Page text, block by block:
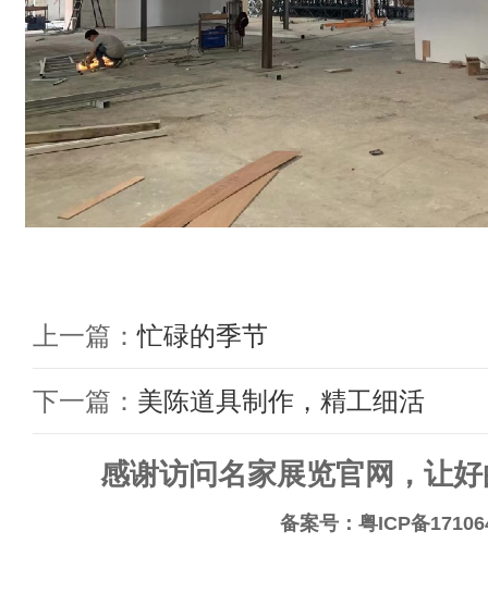
上一篇：忙碌的季节
下一篇： 美陈道具制作，精工细活
感谢访问名家展览官网，让
备案号： 粤ICP备